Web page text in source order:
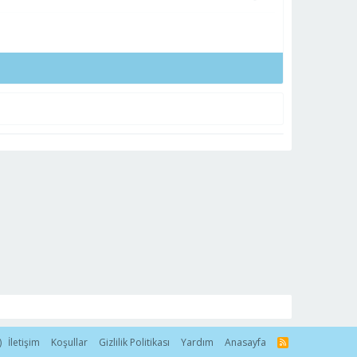
İletişim Koşullar Gizlilik Politikası Yardım Anasayfa
R
S